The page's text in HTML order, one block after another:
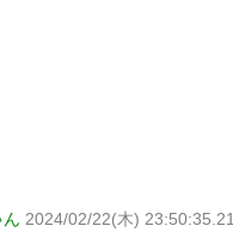
2024/02/22(木) 23:50:35.21